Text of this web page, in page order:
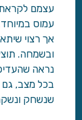
עצמם לקראת
עמוס
אך רצוי
ובשמחה.
נראה
בכל מצב,
שנשחק